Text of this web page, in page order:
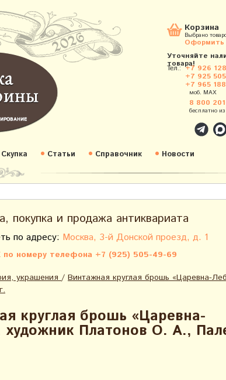
Корзина
Выбрано
Оформить
Уточняйте
товара!
Тел.: +7 926
+7 925
+7 965
моб. MAX
8 800
бесплатно
Скупка Статьи Справочник Новости
покупка и продажа антиквариата
по адресу: Москва, 3-й Донской проезд, д. 1
по номеру телефона +7 (925) 505-49-69
украшения / Винтажная круглая брошь «Царевна-
круглая брошь «Царевна-
художник Платонов О. А.,